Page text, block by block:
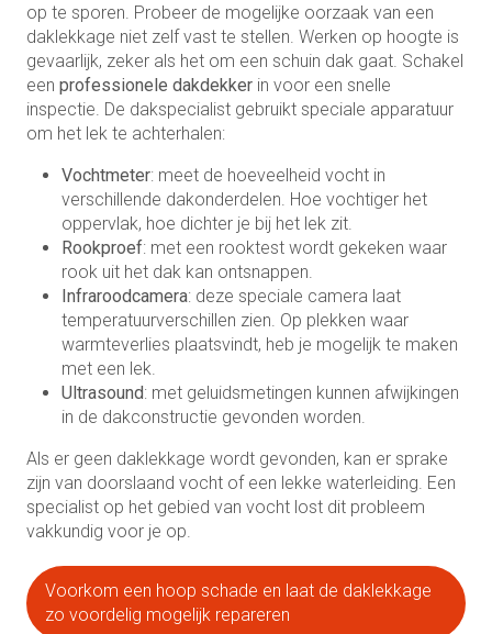
op te sporen. Probeer de mogelijke oorzaak van een
daklekkage niet zelf vast te stellen. Werken op hoogte is
gevaarlijk, zeker als het om een schuin dak gaat. Schakel
een professionele dakdekker in voor een snelle
inspectie. De dakspecialist gebruikt speciale apparatuur
om het lek te achterhalen:
Vochtmeter: meet de hoeveelheid vocht in
verschillende dakonderdelen. Hoe vochtiger het
oppervlak, hoe dichter je bij het lek zit.
Rookproef: met een rooktest wordt gekeken waar
rook uit het dak kan ontsnappen.
Infraroodcamera: deze speciale camera laat
temperatuurverschillen zien. Op plekken waar
warmteverlies plaatsvindt, heb je mogelijk te maken
met een lek.
Ultrasound: met geluidsmetingen kunnen afwijkingen
in de dakconstructie gevonden worden.
Als er geen daklekkage wordt gevonden, kan er sprake
zijn van doorslaand vocht of een lekke waterleiding. Een
specialist op het gebied van vocht lost dit probleem
vakkundig voor je op.
Voorkom een hoop schade en laat de daklekkage
zo voordelig mogelijk repareren